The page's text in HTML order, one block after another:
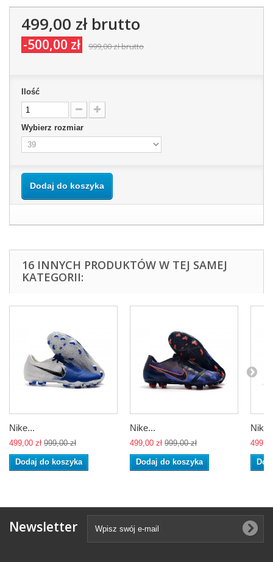
499,00 złbrutto
-500,00 zł 999,00 złbrutto
Ilość
Wybierz rozmiar
Dodaj do koszyka
16 INNYCH PRODUKTÓW W TEJ SAMEJ
KATEGORII:
Nike...
499,00 zł 999,00 zł
Dodaj do koszyka
Nike...
499,00 zł 999,00 zł
Dodaj do koszyka
Newsletter